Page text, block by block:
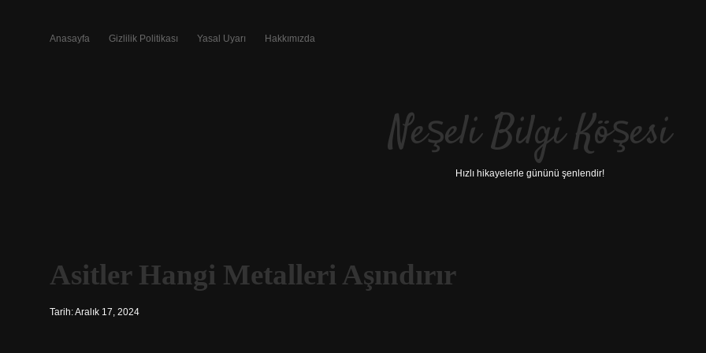
Anasayfa Gizlilik Politikası Yasal Uyarı Hakkımızda
Neşeli Bilgi Köşesi
Hızlı hikayelerle gününü şenlendir!
Asitler Hangi Metalleri Aşındırır
Tarih: Aralık 17, 2024